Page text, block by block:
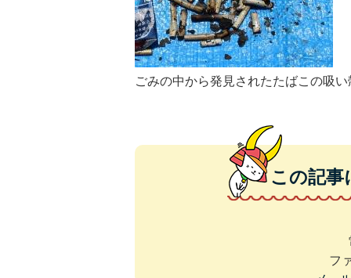
ごみの中から発見されたたばこの吸い
この記事
フ